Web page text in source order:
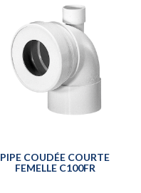
PIPE COUDÉE COURTE
FEMELLE C100FR